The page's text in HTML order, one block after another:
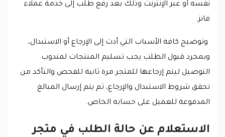
نفسه أو عبر الإنترنت وذلك بعد رفع طلب إلى خدمة عملاء
فانز.
وتوضيح كافة الأسباب التي أدت إلى الإرجاع أو الاستبدال،
وبمجرد قبول الطلب يجب تسليم المنتجات لمندوب
التوصيل ليتم إرجاعها للمتجر مرة ثانية للفحص والتأكد من
تحقق شروط الاستبدال والإرجاع، ثم يتم إرسال المبالغ
المدفوعة للعميل على حسابه الخاص.
الاستعلام عن حالة الطلب في متجر